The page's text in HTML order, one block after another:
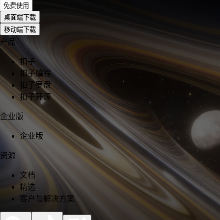
免费使用
桌面端下载
移动端下载
产品
扣子
扣子编程
扣子罗盘
扣子开源
企业版
企业版
资源
文档
精选
客户与解决方案